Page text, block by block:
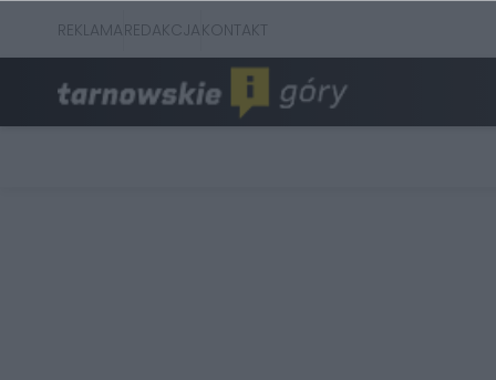
REKLAMAREDAKCJAKONTAKT